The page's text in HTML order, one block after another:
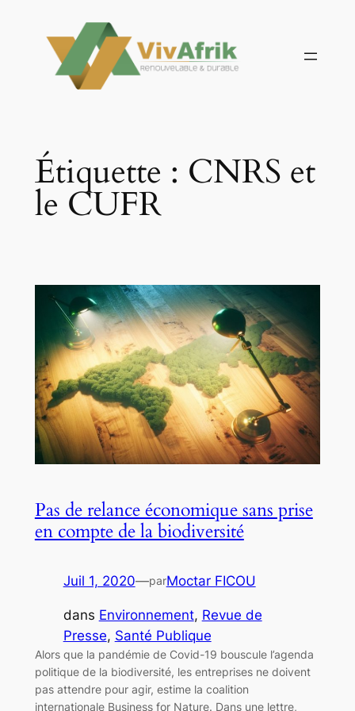
contenu
Étiquette : CNRS et
le CUFR
Pas de relance économique sans prise
en compte de la biodiversité
Juil 1, 2020—parMoctar FICOU
dans Environnement, Revue de
Presse, Santé Publique
Alors que la pandémie de Covid-19 bouscule l’agenda
politique de la biodiversité, les entreprises ne doivent
pas attendre pour agir, estime la coalition
internationale Business for Nature. Dans une lettre,